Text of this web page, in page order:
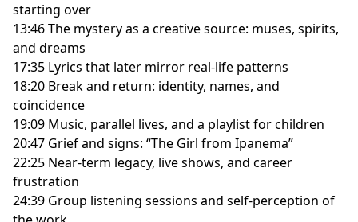
starting over
13:46 The mystery as a creative source: muses, spirits,
and dreams
17:35 Lyrics that later mirror real-life patterns
18:20 Break and return: identity, names, and
coincidence
19:09 Music, parallel lives, and a playlist for children
20:47 Grief and signs: “The Girl from Ipanema”
22:25 Near-term legacy, live shows, and career
frustration
24:39 Group listening sessions and self-perception of